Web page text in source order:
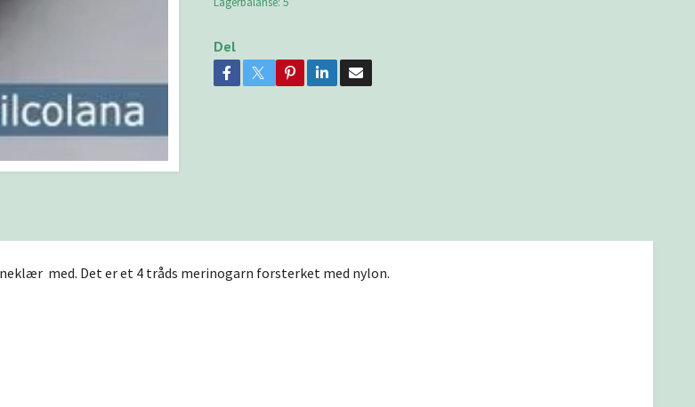
Del
med. Det er et 4 tråds merinogarn forsterket med nylon.